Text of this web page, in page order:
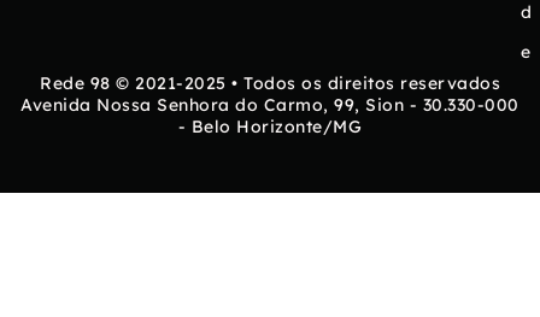
d
e
Rede 98 © 2021-2025 • Todos os direitos reservados
Avenida Nossa Senhora do Carmo, 99, Sion - 30.330-000
- Belo Horizonte/MG